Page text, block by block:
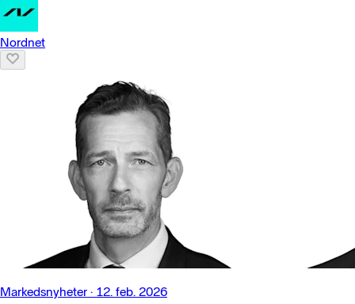
Nordnet
Markedsnyheter · 12. feb. 2026